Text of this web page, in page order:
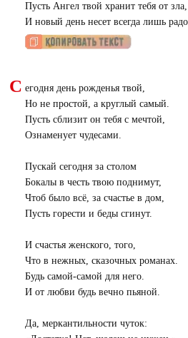
Пусть Ангел твой хранит тебя от
И новый день несет всегда лишь
С егодня день рожденья твой,
Но не простой, а круглый самый.
Пусть сблизит он тебя с мечтой,
Ознаменует чудесами.
Пускай сегодня за столом
Бокалы в честь твою поднимут,
Чтоб было всё, за счастье в дом,
Пусть горести и беды сгинут.
И счастья женского, того,
Что в нежных, сказочных романах.
Будь самой-самой для него.
И от любви будь вечно пьяной.
Да, меркантильности чуток: